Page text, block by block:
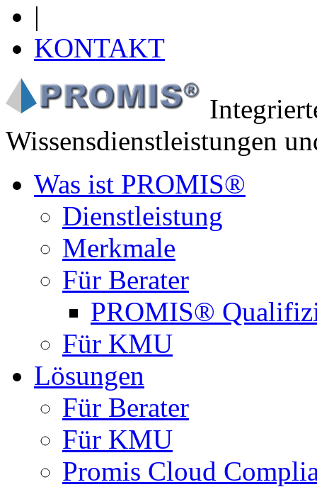
|
KONTAKT
Wissensdienstleistungen
Was ist PROMIS®
Dienstleistung
Merkmale
Für Berater
PROMIS®
Für KMU
Lösungen
Für Berater
Für KMU
Promis Cloud